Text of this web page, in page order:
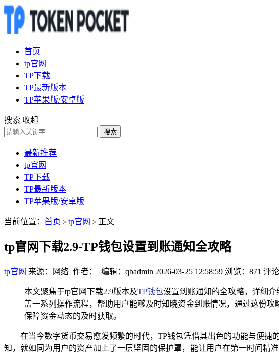
首页
tp官网
TP下载
TP最新版本
TP苹果版/安卓版
搜索 收起
搜索
最新推荐
tp官网
TP下载
TP最新版本
TP苹果版/安卓版
当前位置： 首页 > tp官网 > 正文
tp官网下载2.9-TP钱包设置到账通知全攻略
tp官网 来源：网络 作者： 编辑：qbadmin 2026-03-25 12:58:59 浏览：871 评
本文聚焦于tp官网下载2.9版本及TP钱包设置到账通知的全攻略，详细
盖一系列操作流程，帮助用户能够及时知晓资金到账情况，通过这份
保障资金动态的及时获取。
在当今数字货币交易愈发频繁的时代，TP钱包凭借其出色的功能与便
知，就如同为用户的资产加上了一层坚固的保护罩，能让用户在第一时间精